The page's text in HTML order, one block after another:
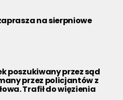
na sierpniowe
poszukiwany przez sąd
przez policjantów z
Trafił do więzienia